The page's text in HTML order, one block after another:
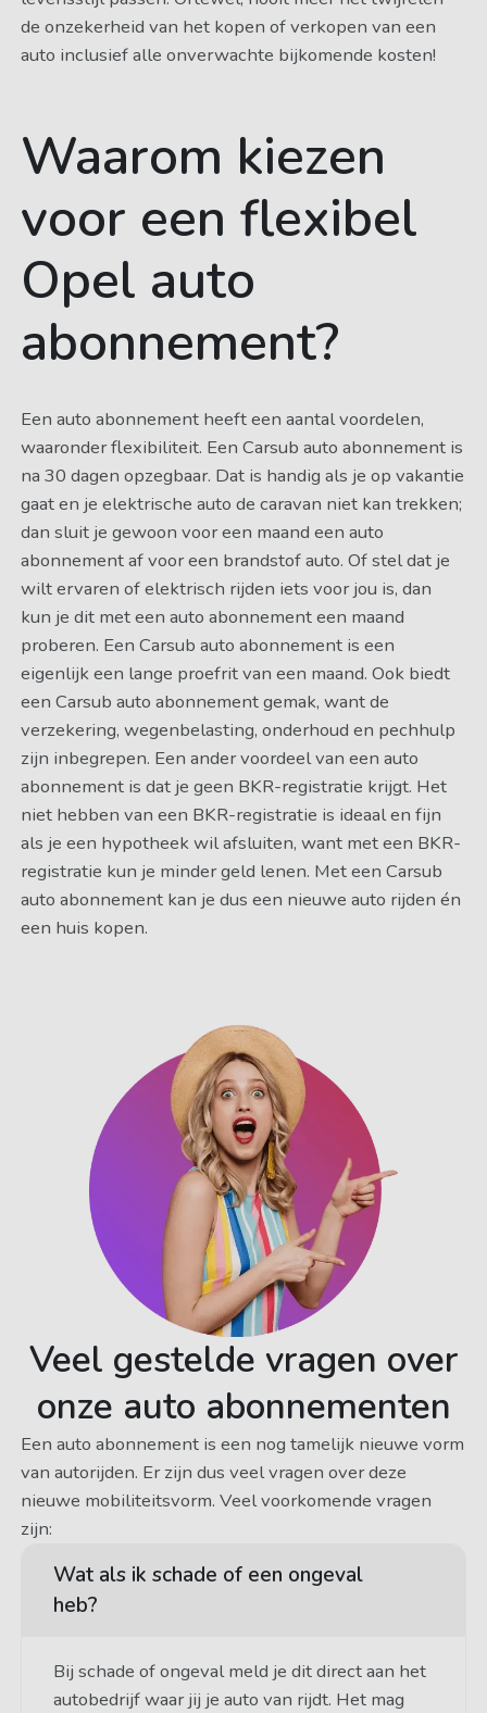
de onzekerheid van het kopen of verkopen van een
auto inclusief alle onverwachte bijkomende kosten!
Waarom kiezen
voor een flexibel
Opel auto
abonnement?
Een auto abonnement heeft een aantal voordelen,
waaronder flexibiliteit. Een Carsub auto abonnement is
na 30 dagen opzegbaar. Dat is handig als je op vakantie
gaat en je elektrische auto de caravan niet kan trekken;
dan sluit je gewoon voor een maand een auto
abonnement af voor een brandstof auto. Of stel dat je
wilt ervaren of elektrisch rijden iets voor jou is, dan
kun je dit met een auto abonnement een maand
proberen. Een Carsub auto abonnement is een
eigenlijk een lange proefrit van een maand. Ook biedt
een Carsub auto abonnement gemak, want de
verzekering, wegenbelasting, onderhoud en pechhulp
zijn inbegrepen. Een ander voordeel van een auto
abonnement is dat je geen BKR-registratie krijgt. Het
niet hebben van een BKR-registratie is ideaal en fijn
als je een hypotheek wil afsluiten, want met een BKR-
registratie kun je minder geld lenen. Met een Carsub
auto abonnement kan je dus een nieuwe auto rijden én
een huis kopen.
Veel gestelde vragen over
onze auto abonnementen
Een auto abonnement is een nog tamelijk nieuwe vorm
van autorijden. Er zijn dus veel vragen over deze
nieuwe mobiliteitsvorm. Veel voorkomende vragen
zijn:
Wat als ik schade of een ongeval
heb?
Bij schade of ongeval meld je dit direct aan het
autobedrijf waar jij je auto van rijdt. Het mag